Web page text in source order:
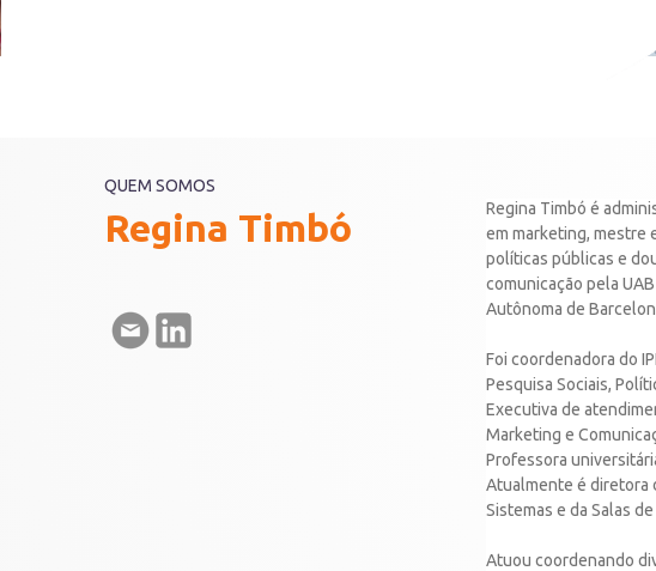
QUEM SOMOS
Regina Timbó
Regina Timbó é
em marketing, mestre
políticas públicas e
comunicação pela
Autônoma de
Foi coordenadora do
Pesquisa Sociais,
Executiva de
Marketing e
Professora
Atualmente é diretora
Sistemas e da Salas
Atuou coordenando